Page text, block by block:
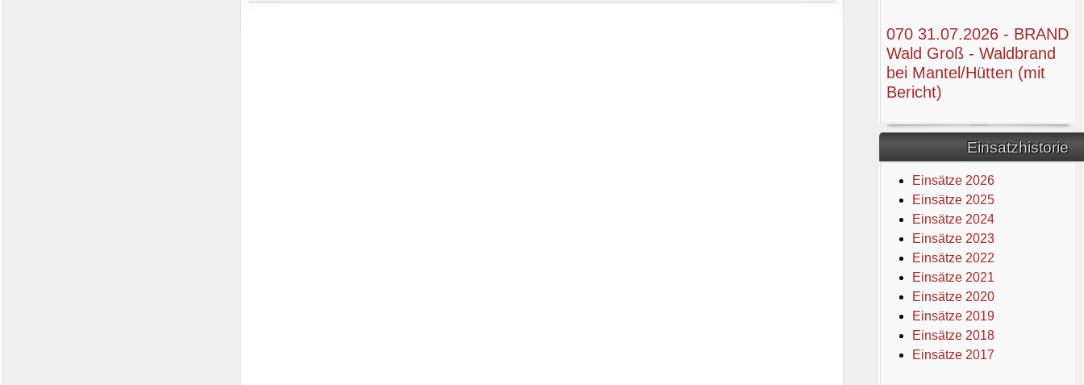
070 31.07.2026 - BRAND
Wald Groß - Waldbrand
bei Mantel/Hütten (mit
Bericht)
Einsatzhistorie
Einsätze 2026
Einsätze 2025
Einsätze 2024
Einsätze 2023
Einsätze 2022
Einsätze 2021
Einsätze 2020
Einsätze 2019
Einsätze 2018
Einsätze 2017